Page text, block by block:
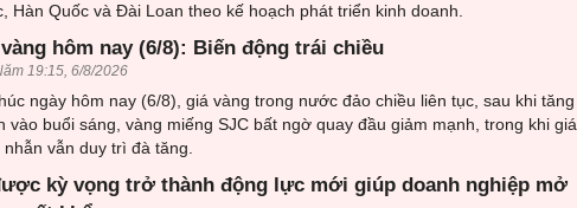
Hàn Quốc và Đài Loan theo kế hoạch phát triển kinh doanh.
hôm nay (6/8): Biến động trái chiều
19:15, 6/8/2026
ngày hôm nay (6/8), giá vàng trong nước đảo chiều liên tục, sau khi tăng
vào buổi sáng, vàng miếng SJC bất ngờ quay đầu giảm mạnh, trong khi giá
nhẫn vẫn duy trì đà tăng.
kỳ vọng trở thành động lực mới giúp doanh nghiệp mở